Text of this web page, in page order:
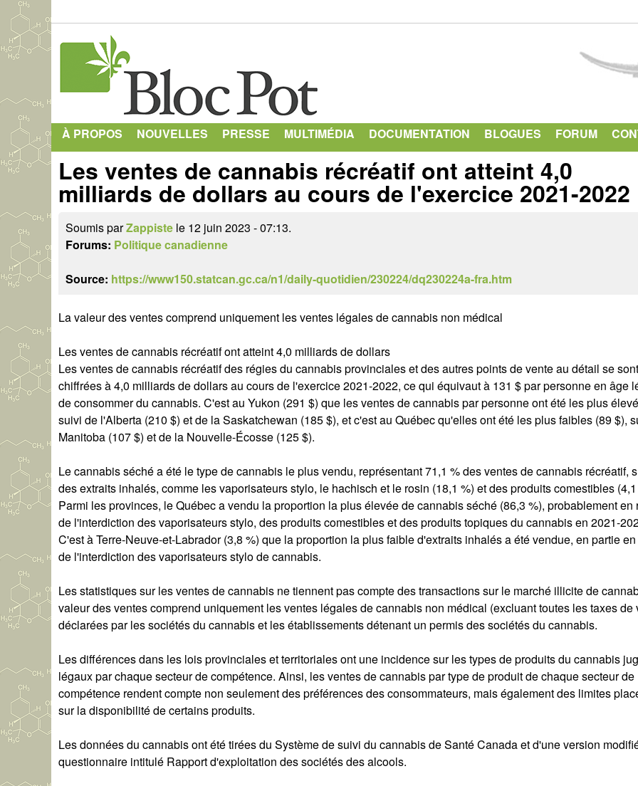
À PROPOS NOUVELLES PRESSE MULTIMÉDIA DOCUMENTATION BLOGUES FORUM
Les ventes de cannabis récréatif ont atteint 4,0
milliards de dollars au cours de l'exercice 2021-2022
Soumis parZappiste le 12 juin 2023 - 07:13.
Forums: Politique canadienne
Source: https://www150.statcan.gc.ca/n1/daily-quotidien/230224/dq230224a-fra.htm
La valeur des ventes comprend uniquement les ventes légales de cannabis non médical
Les ventes de cannabis récréatif ont atteint 4,0 milliards de dollars
Les ventes de cannabis récréatif des régies du cannabis provinciales et des autres points de vente au détail se sont
chiffrées à 4,0 milliards de dollars au cours de l'exercice 2021-2022, ce qui équivaut à 131 $ par personne en âge
de consommer du cannabis. C'est au Yukon (291 $) que les ventes de cannabis par personne ont été les plus
suivi de l'Alberta (210 $) et de la Saskatchewan (185 $), et c'est au Québec qu'elles ont été les plus faibles (89 $),
Manitoba (107 $) et de la Nouvelle-Écosse (125 $).
Le cannabis séché a été le type de cannabis le plus vendu, représentant 71,1 % des ventes de cannabis récréatif,
des extraits inhalés, comme les vaporisateurs stylo, le hachisch et le rosin (18,1 %) et des produits comestibles
Parmi les provinces, le Québec a vendu la proportion la plus élevée de cannabis séché (86,3 %), probablement en
de l'interdiction des vaporisateurs stylo, des produits comestibles et des produits topiques du cannabis en 2021-
C'est à Terre-Neuve-et-Labrador (3,8 %) que la proportion la plus faible d'extraits inhalés a été vendue, en partie
de l'interdiction des vaporisateurs stylo de cannabis.
Les statistiques sur les ventes de cannabis ne tiennent pas compte des transactions sur le marché illicite de
valeur des ventes comprend uniquement les ventes légales de cannabis non médical (excluant toutes les taxes de
déclarées par les sociétés du cannabis et les établissements détenant un permis des sociétés du cannabis.
Les différences dans les lois provinciales et territoriales ont une incidence sur les types de produits du cannabis
légaux par chaque secteur de compétence. Ainsi, les ventes de cannabis par type de produit de chaque secteur de
compétence rendent compte non seulement des préférences des consommateurs, mais également des limites
sur la disponibilité de certains produits.
Les données du cannabis ont été tirées du Système de suivi du cannabis de Santé Canada et d'une version
questionnaire intitulé Rapport d'exploitation des sociétés des alcools.